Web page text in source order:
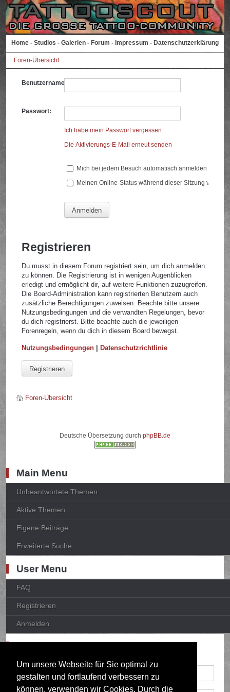
Um unsere Webseite für Sie optimal zu
gestalten und fortlaufend verbessern zu
können, verwenden wir Cookies. Durch die
Home - Studios - Galerien - Forum - Impressum - Datenschutzerklärung
Foren-Übersicht
Benutzername:
Passwort:
Ich habe mein Passwort vergessen
Die Aktivierungs-E-Mail erneut senden
Mich bei jedem Besuch automatisch anmelden
Meinen Online-Status während dieser Sitzung
Registrieren
Du musst in diesem Forum registriert sein, um dich anmelden
zu können. Die Registrierung ist in wenigen Augenblicken
erledigt und ermöglicht dir, auf weitere Funktionen zuzugreifen.
Die Board-Administration kann registrierten Benutzern auch
zusätzliche Berechtigungen zuweisen. Beachte bitte unsere
Nutzungsbedingungen und die verwandten Regelungen, bevor
du dich registrierst. Bitte beachte auch die jeweiligen
Forenregeln, wenn du dich in diesem Board bewegst.
Nutzungsbedingungen |Datenschutzrichtlinie
Registrieren
Foren-Übersicht
Deutsche Übersetzung durch phpBB.de
Main Menu
Unbeantwortete Themen
Aktive Themen
Eigene Beiträge
Erweiterte Suche
User Menu
FAQ
Registrieren
Anmelden